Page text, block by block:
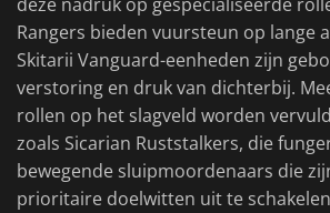
Rangers bieden vuursteun op lange
Skitarii Vanguard-eenheden zijn
verstoring en druk van dichterbij.
rollen op het slagveld worden
zoals Sicarian Ruststalkers, die
bewegende sluipmoordenaars die
prioritaire doelwitten uit te